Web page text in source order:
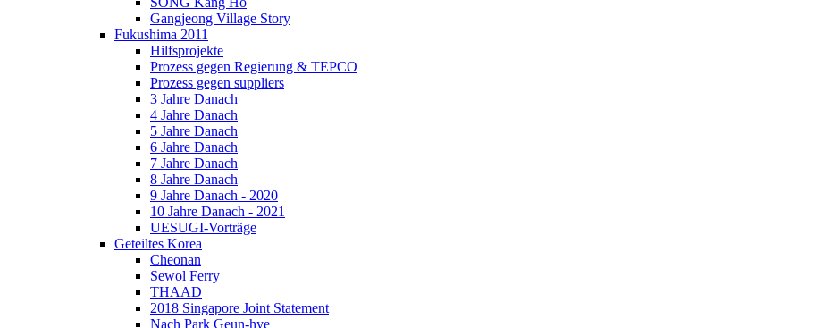
Gangjeong Village Story
Fukushima 2011
Hilfsprojekte
Prozess gegen Regierung & TEPCO
Prozess gegen suppliers
3 Jahre Danach
4 Jahre Danach
5 Jahre Danach
6 Jahre Danach
7 Jahre Danach
8 Jahre Danach
9 Jahre Danach - 2020
10 Jahre Danach - 2021
UESUGI-Vorträge
Geteiltes Korea
Cheonan
Sewol Ferry
THAAD
2018 Singapore Joint Statement
Nach Park Geun-hye